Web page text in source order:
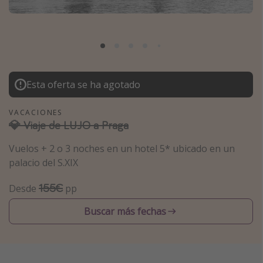
Marruecos
Tailandia
Maldivas
Albania
Inspiración para viajes
Camping
Glamping
Viajes en tren
Viajar sola como mujer
Esta oferta se ha agotado
VACACIONES
💎 Viaje de LUJO a Praga
Vuelos + 2 o 3 noches en un hotel 5* ubicado en un
palacio del S.XIX
Desde 155€ pp
Buscar más fechas